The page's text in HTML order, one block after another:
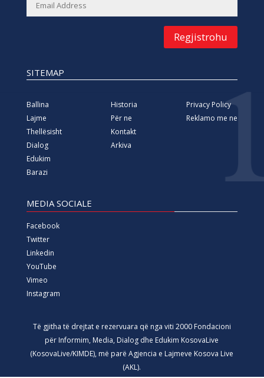
Regjistrohu
SITEMAP
Ballina
Lajme
Thellësisht
Dialog
Edukim
Barazi
Historia
Për ne
Kontakt
Arkiva
Privacy Policy
Reklamo me ne
MEDIA SOCIALE
Facebook
Twitter
Linkedin
YouTube
Vimeo
Instagram
Të gjitha të drejtat e rezervuara që nga viti 2000 Fondacioni
për Informim, Media, Dialog dhe Edukim KosovaLive
(KosovaLive/KIMDE), më parë Agjencia e Lajmeve Kosova Live
(AKL).